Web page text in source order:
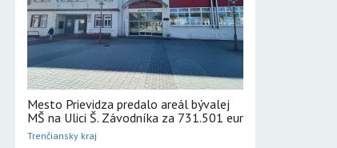
Mesto Prievidza predalo areál bývalej
MŠ na Ulici Š. Závodníka za 731.501 eur
Trenčiansky kraj